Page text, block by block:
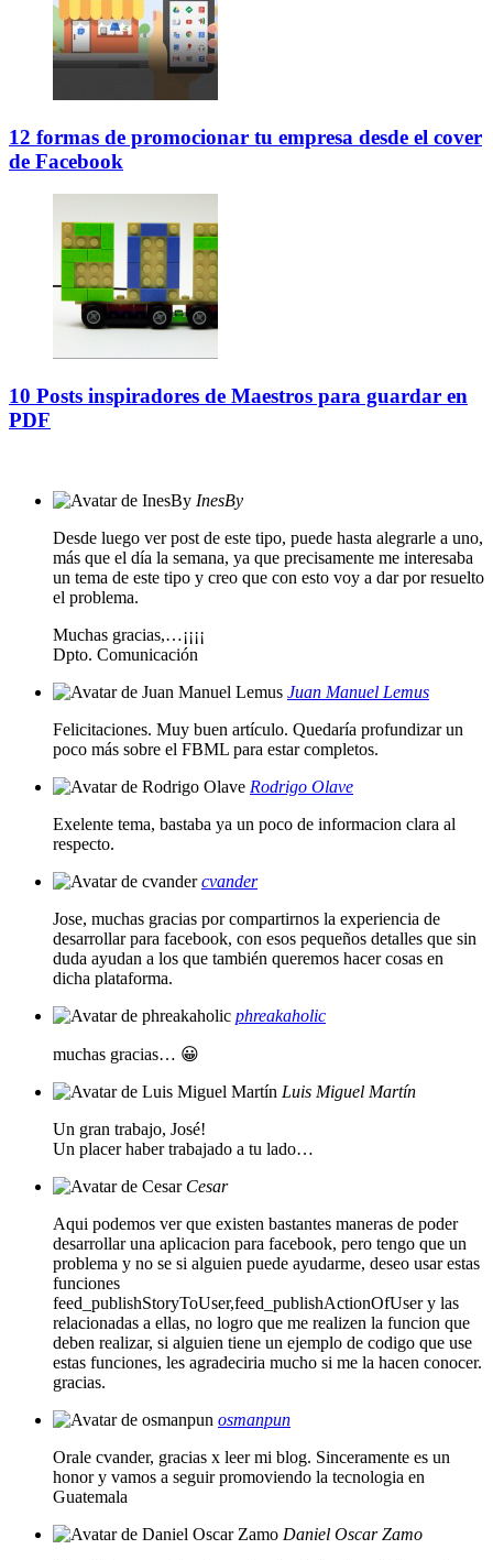
12 formas de promocionar tu empresa desde el cover
de Facebook
10 Posts inspiradores de Maestros para guardar en
PDF
InesBy
Desde luego ver post de este tipo, puede hasta alegrarle a uno,
más que el día la semana, ya que precisamente me interesaba
un tema de este tipo y creo que con esto voy a dar por resuelto
el problema.
Muchas gracias,…¡¡¡¡
Dpto. Comunicación
Juan Manuel Lemus
Felicitaciones. Muy buen artículo. Quedaría profundizar un
poco más sobre el FBML para estar completos.
Rodrigo Olave
Exelente tema, bastaba ya un poco de informacion clara al
respecto.
cvander
Jose, muchas gracias por compartirnos la experiencia de
desarrollar para facebook, con esos pequeños detalles que sin
duda ayudan a los que también queremos hacer cosas en
dicha plataforma.
phreakaholic
muchas gracias… 😀
Luis Miguel Martín
Un gran trabajo, José!
Un placer haber trabajado a tu lado…
Cesar
Aqui podemos ver que existen bastantes maneras de poder
desarrollar una aplicacion para facebook, pero tengo que un
problema y no se si alguien puede ayudarme, deseo usar estas
funciones
feed_publishStoryToUser,feed_publishActionOfUser y las
relacionadas a ellas, no logro que me realizen la funcion que
deben realizar, si alguien tiene un ejemplo de codigo que use
estas funciones, les agradeciria mucho si me la hacen conocer.
gracias.
osmanpun
Orale cvander, gracias x leer mi blog. Sinceramente es un
honor y vamos a seguir promoviendo la tecnologia en
Guatemala
Daniel Oscar Zamo